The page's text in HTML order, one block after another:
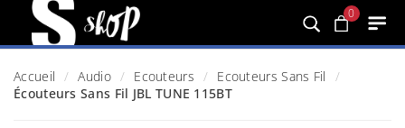
0
Accueil Audio Ecouteurs
Ecouteurs Sans Fil
Écouteurs Sans Fil JBL TUNE 115BT